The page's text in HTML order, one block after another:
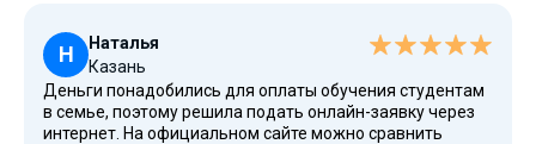
решение. Средства перевели переводом на дебетовые
карты через банковский сервис. Теперь погашение
делаю ежемесячным платежом, а при необходимости
доступно рефинансирование и подбор новых условий.
Н
Наталья
Казань
Деньги понадобились для оплаты обучения студентам
в семье, поэтому решила подать онлайн-заявку через
интернет. На официальном сайте можно сравнить